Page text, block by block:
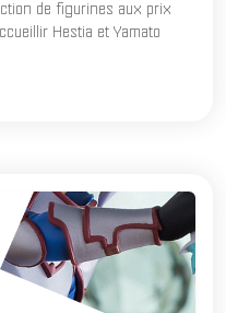
de figurines aux prix
Hestia et Yamato